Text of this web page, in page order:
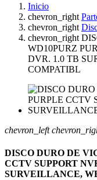
Inicio
chevron_right
chevron_right
chevron_right
WD10PURZ
DVR. 1.0 TB
COMPATIBL
chevron_left
DISCO DURO DE
CCTV SUPPORT
SURVEILLANCE,